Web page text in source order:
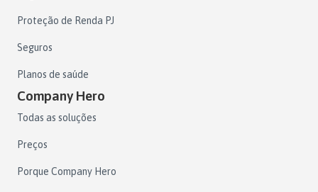
Proteção de Renda PJ
Seguros
Planos de saúde
Company Hero
Todas as soluções
Preços
Porque Company Hero